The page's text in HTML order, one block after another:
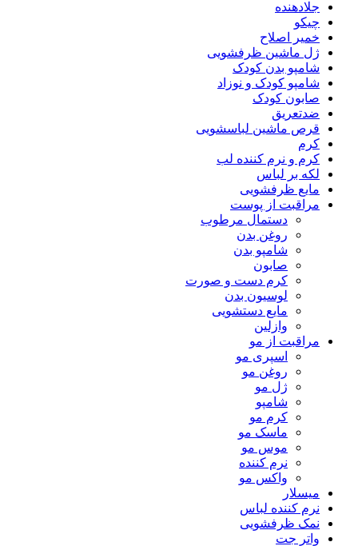
جلادهنده
چیکو
خمیر اصلاح
ژل ماشین ظرفشویی
شامپو بدن کودک
شامپو کودک و نوزاد
صابون کودک
ضدتعریق
قرص ماشین لباسشویی
کرم
کرم و نرم کننده لب
لکه بر لباس
مایع ظرفشویی
مراقبت از پوست
دستمال مرطوب
روغن بدن
شامپو بدن
صابون
کرم دست و صورت
لوسیون بدن
مایع دستشویی
وازلین
مراقبت از مو
اسپری مو
روغن مو
ژل مو
شامپو
کرم مو
ماسک مو
موس مو
نرم کننده
واکس مو
میسلار
نرم کننده لباس
نمک ظرفشویی
واتر جت